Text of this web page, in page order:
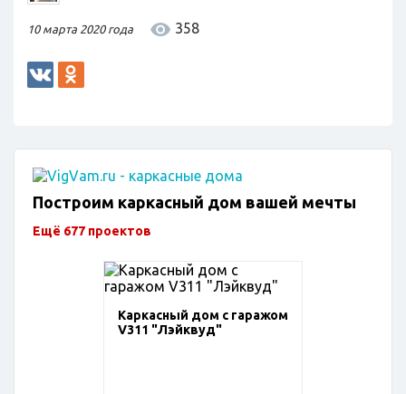
10 марта 2020 года 358
Построим каркасный дом вашей мечты
Ещё 677 проектов
Каркасный дом с гаражом
V311 "Лэйквуд"